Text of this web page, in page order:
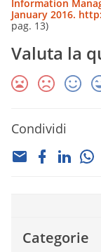
Information
January 2016.
pag. 13)
Valuta la
Condividi
Categorie